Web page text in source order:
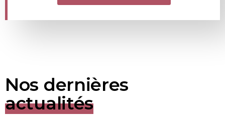
Nos dernières
actualités